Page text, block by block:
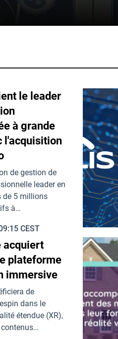
le leader
à grande
l'acquisition
de gestion de
leader en
de 5 millions
à…
CEST
acquiert
plateforme
immersive
de
dans le
étendue (XR),